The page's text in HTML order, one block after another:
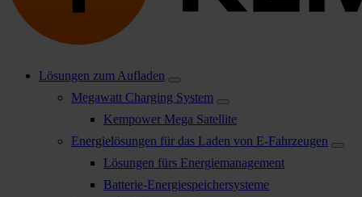
Lösungen zum Aufladen
Megawatt Charging System
Kempower Mega Satellite
Energielösungen für das Laden von E-Fahrzeugen
Lösungen fürs Energiemanagement
Batterie-Energiespeichersysteme